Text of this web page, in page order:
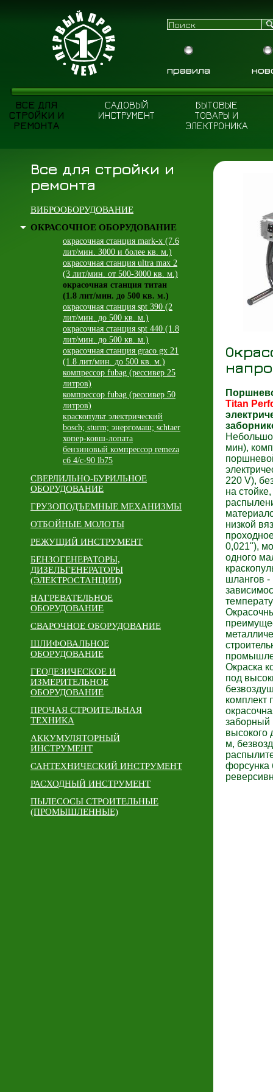
правила
ВСЕ ДЛЯ
СТРОЙКИ И
РЕМОНТА
САДОВЫЙ
ИНСТРУМЕНТ
БЫТОВЫЕ
ТОВАРЫ И
ЭЛЕКТРОНИКА
Все для стройки и
ремонта
ВИБРООБОРУДОВАНИЕ
ОКРАСОЧНОЕ ОБОРУДОВАНИЕ
окрасочная станция mark-x (7.6
лит/мин. 3000 и более кв. м.)
окрасочная станция ultra max 2
(3 лит/мин. от 500-3000 кв. м.)
окрасочная станция титан
(1.8 лит/мин. до 500 кв. м.)
окрасочная станция spt 390 (2
лит/мин. до 500 кв. м.)
окрасочная станция spt 440 (1.8
лит/мин. до 500 кв. м.)
окрасочная станция graco gx 21
(1.8 лит/мин. до 500 кв. м.)
компрессор fubag (рессивер 25
литров)
компрессор fubag (рессивер 50
литров)
краскопульт электрический
bosch; sturm; энергомаш; schtaer
хопер-ковш-лопата
бензиновый компрессор remeza
сб 4/с-90 lb75
СВЕРЛИЛЬНО-БУРИЛЬНОЕ
ОБОРУДОВАНИЕ
ГРУЗОПОДЪЕМНЫЕ МЕХАНИЗМЫ
ОТБОЙНЫЕ МОЛОТЫ
РЕЖУЩИЙ ИНСТРУМЕНТ
БЕНЗОГЕНЕРАТОРЫ,
ДИЗЕЛЬГЕНЕРАТОРЫ
(ЭЛЕКТРОСТАНЦИИ)
НАГРЕВАТЕЛЬНОЕ
ОБОРУДОВАНИЕ
СВАРОЧНОЕ ОБОРУДОВАНИЕ
ШЛИФОВАЛЬНОЕ
ОБОРУДОВАНИЕ
ГЕОДЕЗИЧЕСКОЕ И
ИЗМЕРИТЕЛЬНОЕ
ОБОРУДОВАНИЕ
ПРОЧАЯ СТРОИТЕЛЬНАЯ
ТЕХНИКА
АККУМУЛЯТОРНЫЙ
ИНСТРУМЕНТ
САНТЕХНИЧЕСКИЙ ИНСТРУМЕНТ
РАСХОДНЫЙ ИНСТРУМЕНТ
ПЫЛЕСОСЫ СТРОИТЕЛЬНЫЕ
(ПРОМЫШЛЕННЫЕ)
Titan
мин),
220 V),
на
низкой
0,021"),
одного
шлангов -
Окраска
под
комплект
заборный
высокого
м,
форсунка